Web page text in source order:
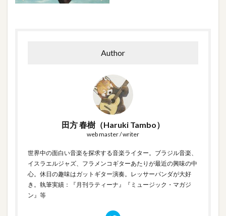
Author
田方 春樹（Haruki Tambo）
web master / writer
世界中の面白い音楽を探求する音楽ライター。ブラジル音楽、
イスラエルジャズ、フラメンコギターあたりが最近の興味の中
心。休日の趣味はガットギター演奏。レッサーパンダが大好
き。執筆実績：『月刊ラティーナ』『ミュージック・マガジ
ン』等